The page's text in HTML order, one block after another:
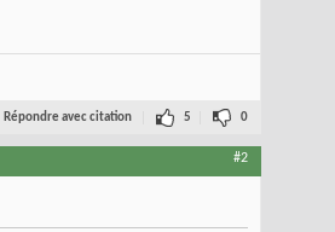
Répondre avec citation 5 0
#2